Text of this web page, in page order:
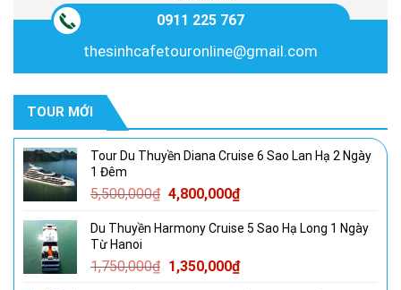
0911 225 767
thesinhcafetouronline@gmail.com
TOUR MỚI
Tour Du Thuyền Diana Cruise 6 Sao Lan Hạ 2 Ngày
1 Đêm
5,500,000₫ Giá
là:
4,800,000₫Giá
tại
4,800,000₫.
Du Thuyền Harmony Cruise 5 Sao Hạ Long 1 Ngày
Từ Hanoi
1,750,000₫ Giá
1,350,000₫Giá